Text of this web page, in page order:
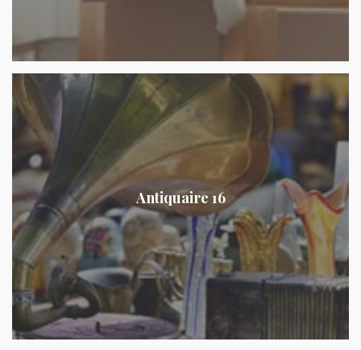
Antiquaire 16